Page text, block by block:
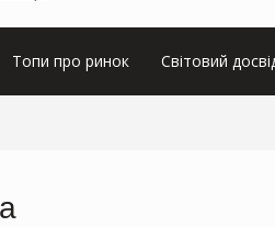
Топи про ринок Світовий